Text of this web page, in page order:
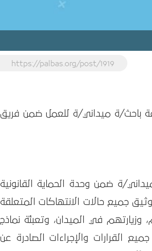
https://palbas.org/post/1919
باحث/ة ميداني/ة للعمل ضمن فريق
ة ضمن وحدة الحماية القانونية
جميع حالات الانتهاكات المتعلقة
وزيارتهم في الميدان، وتعبئة نماذج
جميع القرارات والإجراءات الصادرة عن